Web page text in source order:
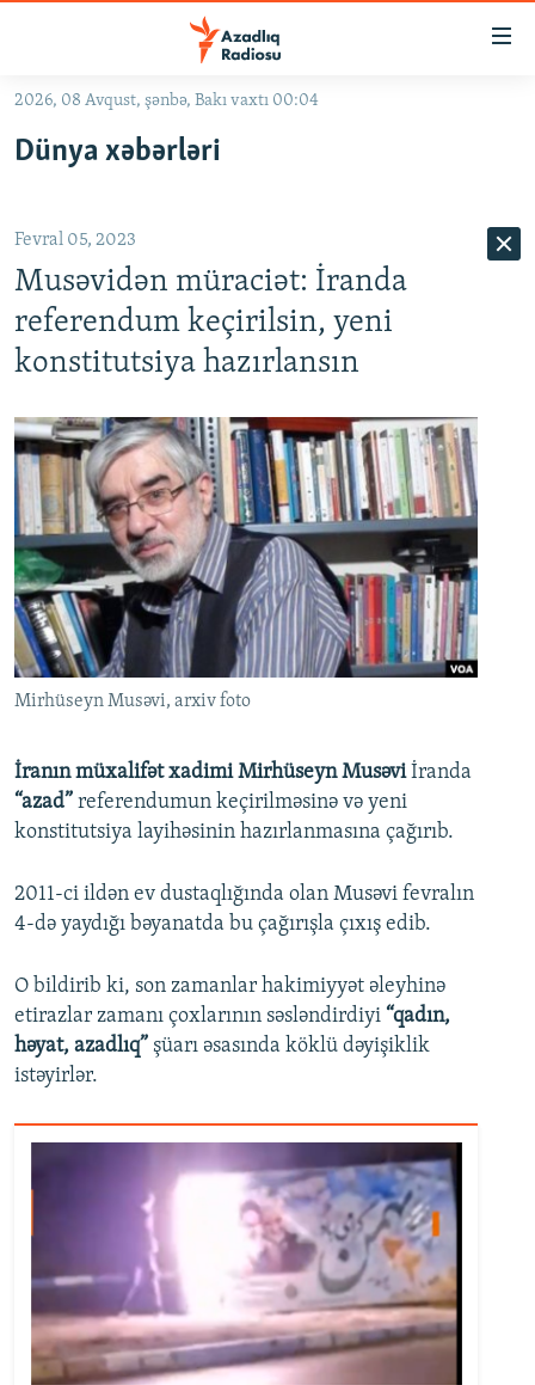
Əsas
qayıt
qayıt
Axtarışa
#İZAHLA
MULTIMEDIA
FOTOQALEREYA
İNFOQRAFIKA
KARIKATURA
RADIO ARXIV
OXU ZALI
AZƏRBAYCAN ƏDƏBIYYATI KITABXANASI
İSLAM VƏ DEMOKRATIYA
İZ - MƏDƏNIYYƏT PROQRAMI
HAQQIMIZDA
MISSIYAMIZ
PEŞƏ ETIKASI VƏ JURNALISTIKA STANDARTLARIMIZ
MATERIALLARIMIZDAN ISTIFADƏ
AZADLIQRADIOSU MOBIL TELEFONUNUZDA
XƏBƏR BÜLLETENLƏRIMIZ
BIZI IZLƏ
RFE/RL-in bütün saytları
2026, 08 Avqust, şənbə, Bakı vaxtı 00:04
Dünya xəbərləri
Fevral 05, 2023
Musəvidən müraciət: İranda
referendum keçirilsin, yeni
konstitutsiya hazırlansın
Mirhüseyn Musəvi, arxiv foto
İranın müxalifət xadimi Mirhüseyn Musəviİranda
“azad” referendumun keçirilməsinə və yeni
konstitutsiya layihəsinin hazırlanmasına çağırıb.
2011-ci ildən ev dustaqlığında olan Musəvi fevralın
4-də yaydığı bəyanatda bu çağırışla çıxış edib.
O bildirib ki, son zamanlar hakimiyyət əleyhinə
etirazlar zamanı çoxlarının səsləndirdiyi “qadın,
həyat, azadlıq” şüarı əsasında köklü dəyişiklik
istəyirlər.